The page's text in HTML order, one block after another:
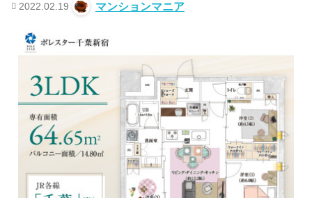
2022.02.19 マンションマニア